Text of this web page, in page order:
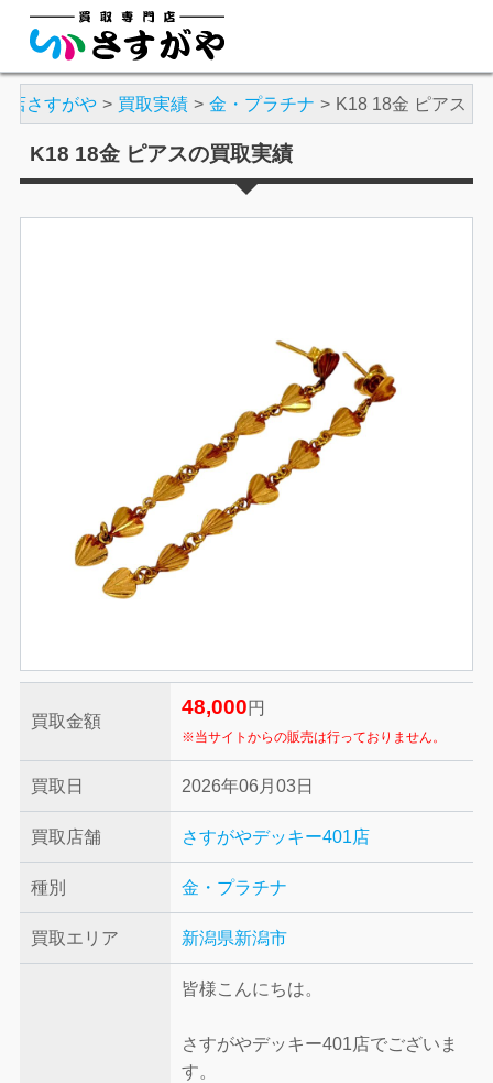
店さすがや 買取実績 金・プラチナ K18 18金 ピアス
K18 18金 ピアスの買取実績
買取金額
48,000 円
※当サイトからの販売は行っておりません。
買取日 2026年06月03日
買取店舗 さすがやデッキー401店
種別 金・プラチナ
買取エリア 新潟県新潟市
皆様こんにちは。
さすがやデッキー401店でございま
す。